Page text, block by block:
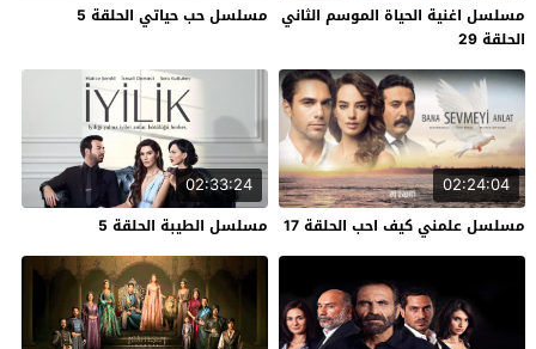
مسلسل اغنية الحياة الموسم الثاني
الحلقة 29
مسلسل حب حياتي الحلقة 5
02:24:04
مسلسل علمني كيف احب الحلقة 17
02:33:24
مسلسل الطيبة الحلقة 5